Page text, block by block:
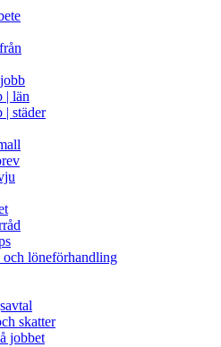
| län
| städer
och löneförhandling
skatter
jobbet